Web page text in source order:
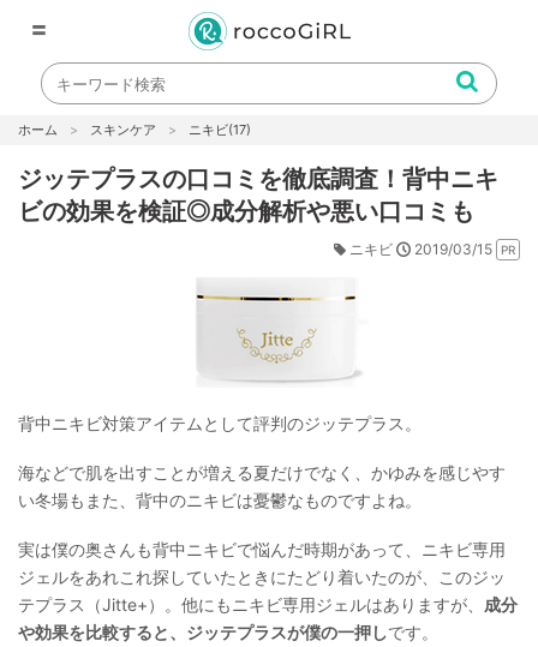
〓
ホーム スキンケア ニキビ(17)
ジッテプラスの口コミを徹底調査！背中ニキ
ビの効果を検証◎成分解析や悪い口コミも
ニキビ 2019/03/15
背中ニキビ対策アイテムとして評判のジッテプラス。
海などで肌を出すことが増える夏だけでなく、かゆみを感じやす
い冬場もまた、背中のニキビは憂鬱なものですよね。
実は僕の奥さんも背中ニキビで悩んだ時期があって、ニキビ専用
ジェルをあれこれ探していたときにたどり着いたのが、このジッ
テプラス（Jitte+）。他にもニキビ専用ジェルはありますが、 成分
や効果を比較すると、ジッテプラスが僕の一押しです。